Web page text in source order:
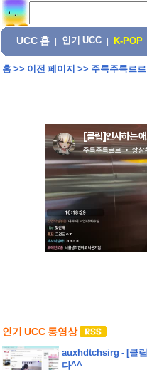
UCC 홈 인기 UCC K-POP
홈>> 이전 페이지 >> 주륵주륵르
인기 UCC 동영상
auxhdtchsirg - [클
다^^